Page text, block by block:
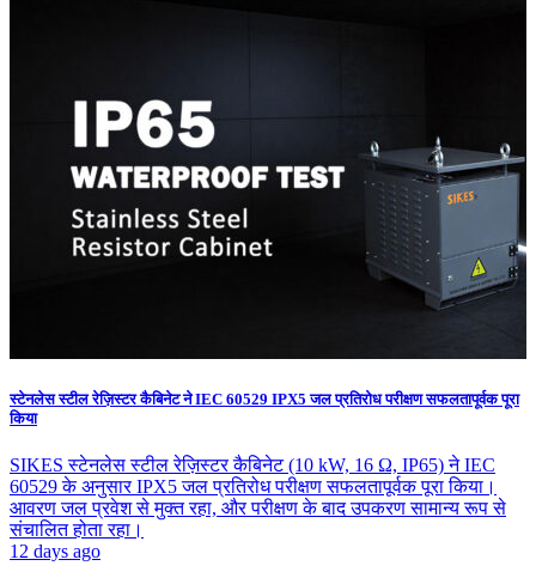
स्टेनलेस स्टील रेज़िस्टर कैबिनेट ने IEC 60529 IPX5 जल प्रतिरोध परीक्षण सफलतापूर्वक पूरा
किया
SIKES स्टेनलेस स्टील रेज़िस्टर कैबिनेट (10 kW, 16 Ω, IP65) ने IEC
60529 के अनुसार IPX5 जल प्रतिरोध परीक्षण सफलतापूर्वक पूरा किया।
आवरण जल प्रवेश से मुक्त रहा, और परीक्षण के बाद उपकरण सामान्य रूप से
संचालित होता रहा।
12 days ago